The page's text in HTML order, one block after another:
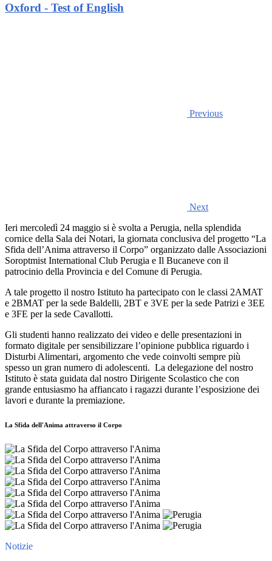
Oxford - Test of English
Previous
Next
Ieri mercoledì 24 maggio si è svolta a Perugia, nella splendida
cornice della Sala dei Notari, la giornata conclusiva del progetto “La
Sfida dell’Anima attraverso il Corpo” organizzato dalle Associazioni
Soroptmist International Club Perugia e Il Bucaneve con il
patrocinio della Provincia e del Comune di Perugia.
A tale progetto il nostro Istituto ha partecipato con le classi 2AMAT
e 2BMAT per la sede Baldelli, 2BT e 3VE per la sede Patrizi e 3EE
e 3FE per la sede Cavallotti.
Gli studenti hanno realizzato dei video e delle presentazioni in
formato digitale per sensibilizzare l’opinione pubblica riguardo i
Disturbi Alimentari, argomento che vede coinvolti sempre più
spesso un gran numero di adolescenti. La delegazione del nostro
Istituto è stata guidata dal nostro Dirigente Scolastico che con
grande entusiasmo ha affiancato i ragazzi durante l’esposizione dei
lavori e durante la premiazione.
La Sfida dell'Anima attraverso il Corpo
Notizie